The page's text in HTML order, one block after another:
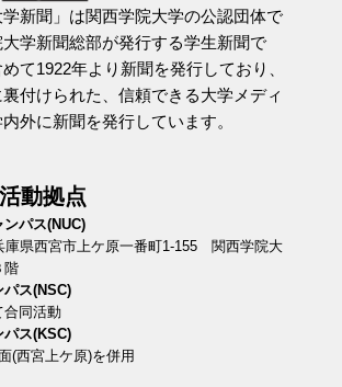
学新聞」は関西学院大学の公認団体で
学新聞総部が発行する学生新聞で
て1922年より新聞を発行しており、
付けられた、信頼できる大学メディ
外に新聞を発行しています。
動拠点
パス(NUC)
県西宮市上ケ原一番町1-155 関西学院大
階
ス(NSC)
合同活動
パス(KSC)
(西宮上ケ原)を併用